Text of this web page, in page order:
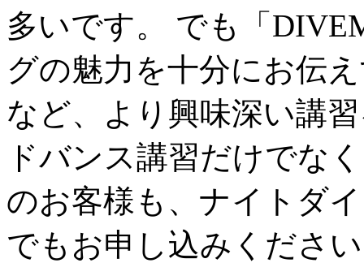
多いです。 でも「
グの魅力を十分にお伝
など、より興味深い講
ドバンス講習だけでな
のお客様も、ナイトダ
でもお申し込みくださ